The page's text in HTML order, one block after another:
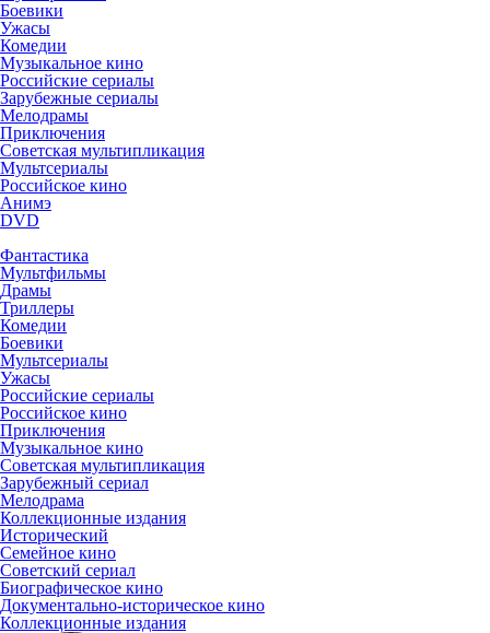
Боевики
Ужасы
Комедии
Музыкальное кино
Российские сериалы
Зарубежные сериалы
Мелодрамы
Приключения
Советская мультипликация
Мультсериалы
Российское кино
Анимэ
DVD
Фантастика
Мультфильмы
Драмы
Триллеры
Комедии
Боевики
Мультсериалы
Ужасы
Российские сериалы
Российское кино
Приключения
Музыкальное кино
Советская мультипликация
Зарубежный сериал
Мелодрама
Коллекционные издания
Исторический
Семейное кино
Советский сериал
Биографическое кино
Документально-историческое кино
Коллекционные издания